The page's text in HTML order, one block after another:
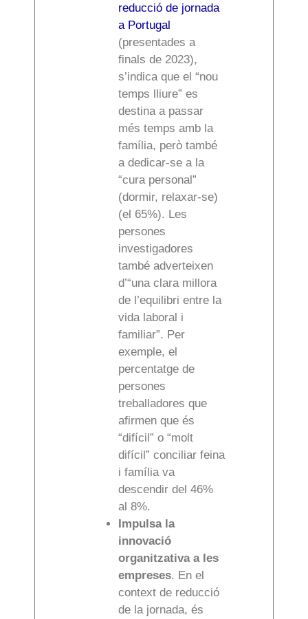
reducció de jornada
a Portugal
(presentades a
finals de 2023),
s’indica que el “nou
temps lliure” es
destina a passar
més temps amb la
família, però també
a dedicar-se a la
“cura personal”
(dormir, relaxar-se)
(el 65%). Les
persones
investigadores
també adverteixen
d’“una clara millora
de l’equilibri entre la
vida laboral i
familiar”. Per
exemple, el
percentatge de
persones
treballadores que
afirmen que és
“difícil” o “molt
difícil” conciliar feina
i família va
descendir del 46%
al 8%.
Impulsa la
innovació
organitzativa a les
empreses. En el
context de reducció
de la jornada, és